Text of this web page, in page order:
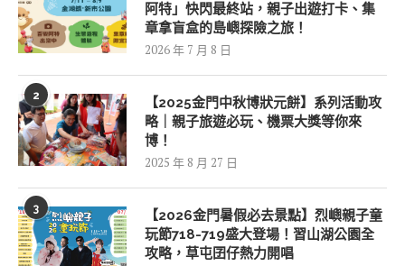
阿特」快閃最終站，親子出遊打卡、集
章拿盲盒的島嶼探險之旅！
2026 年 7 月 8 日
2
【2025金門中秋博狀元餅】系列活動攻
略｜親子旅遊必玩、機票大獎等你來
博！
2025 年 8 月 27 日
3
【2026金門暑假必去景點】烈嶼親子童
玩節718-719盛大登場！習山湖公園全
攻略，草屯囝仔熱力開唱